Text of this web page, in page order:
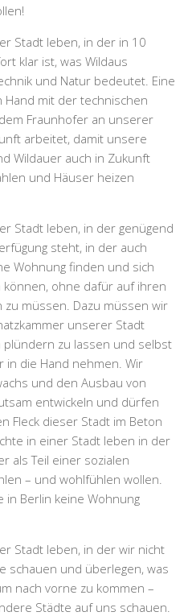
Stadt leben, in der in 10
klar ist, was Wildaus
und Natur bedeutet. Eine
Hand mit der technischen
Fraunhofer an unserer
arbeitet, damit unsere
Wildauer auch in Zukunft
und Häuser heizen
Stadt leben, in der genügend
steht, in der auch
Wohnung finden und sich
ohne dafür auf ihren
zu müssen. Dazu müssen wir
unserer Stadt
zu lassen und selbst
in die Hand nehmen. Wir
und den Ausbau von
entwickeln und dürfen
Fleck dieser Stadt im Beton
in einer Stadt leben in der
als Teil einer sozialen
– und wohlfühlen wollen.
in Berlin keine Wohnung
Stadt leben, in der wir nicht
schauen und überlegen, was
nach vorne zu kommen –
Städte auf uns schauen.